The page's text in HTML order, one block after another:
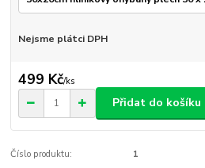
Nejsme plátci DPH
499 Kč/ks
Přidat do košíku
Číslo produktu: 1